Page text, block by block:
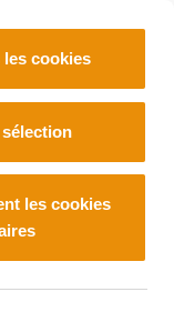
cookies
les cookies